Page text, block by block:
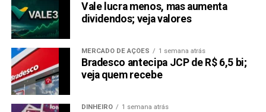
Vale lucra menos, mas aumenta
dividendos; veja valores
MERCADO DE AÇÕES 1 semana atrás
Bradesco antecipa JCP de R$ 6,5 bi;
veja quem recebe
DINHEIRO 1 semana atrás